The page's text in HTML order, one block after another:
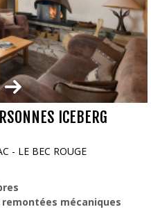
ICEBERG
- LE BEC ROUGE
remontées mécaniques